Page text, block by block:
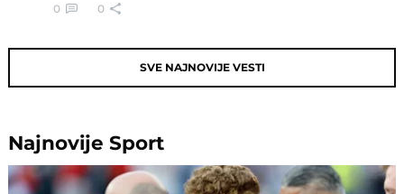
0 0
SVE NAJNOVIJE VESTI
NajnovijeSport